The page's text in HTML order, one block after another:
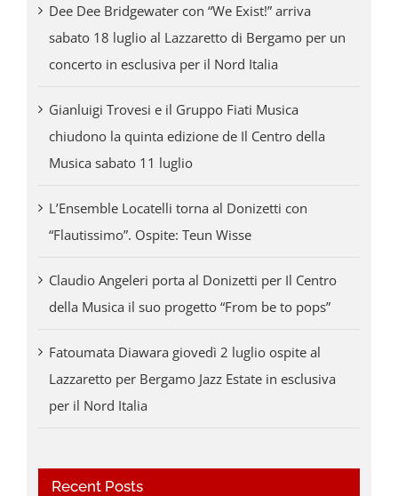
Dee Dee Bridgewater con “We Exist!” arriva
sabato 18 luglio al Lazzaretto di Bergamo per un
concerto in esclusiva per il Nord Italia
Gianluigi Trovesi e il Gruppo Fiati Musica
chiudono la quinta edizione de Il Centro della
Musica sabato 11 luglio
L’Ensemble Locatelli torna al Donizetti con
“Flautissimo”. Ospite: Teun Wisse
Claudio Angeleri porta al Donizetti per Il Centro
della Musica il suo progetto “From be to pops”
Fatoumata Diawara giovedì 2 luglio ospite al
Lazzaretto per Bergamo Jazz Estate in esclusiva
per il Nord Italia
Recent Posts